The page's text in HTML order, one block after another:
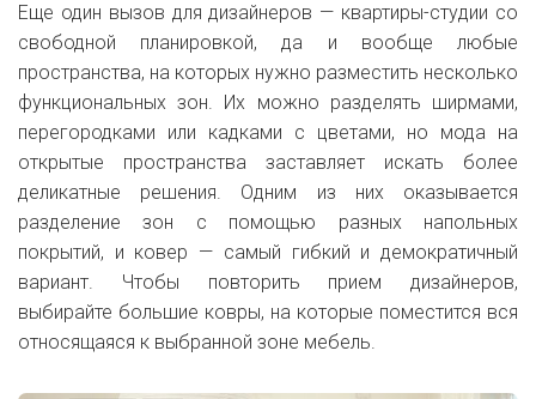
Еще один вызов для дизайнеров — квартиры-студии со
свободной планировкой, да и вообще любые
пространства, на которых нужно разместить несколько
функциональных зон. Их можно разделять ширмами,
перегородками или кадками с цветами, но мода на
открытые пространства заставляет искать более
деликатные решения. Одним из них оказывается
разделение зон с помощью разных напольных
покрытий, и ковер — самый гибкий и демократичный
вариант. Чтобы повторить прием дизайнеров,
выбирайте большие ковры, на которые поместится вся
относящаяся к выбранной зоне мебель.